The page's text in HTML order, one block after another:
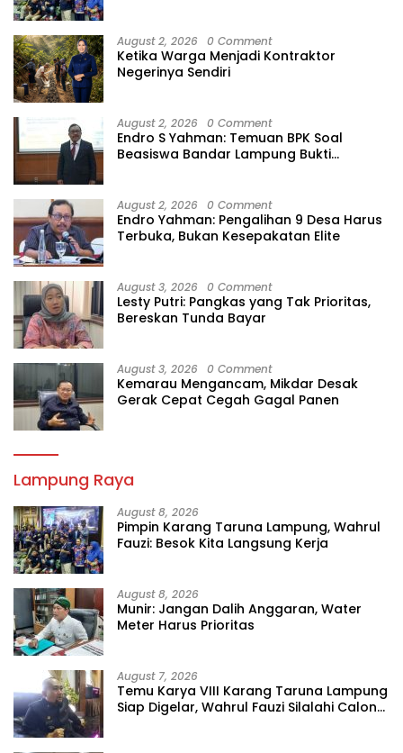
August 2, 2026 0 Comment
Ketika Warga Menjadi Kontraktor
Negerinya Sendiri
August 2, 2026 0 Comment
Endro S Yahman: Temuan BPK Soal
Beasiswa Bandar Lampung Bukti
August 2, 2026 0 Comment
Endro Yahman: Pengalihan 9 Desa Harus
Terbuka, Bukan Kesepakatan Elite
August 3, 2026 0 Comment
Lesty Putri: Pangkas yang Tak Prioritas,
Bereskan Tunda Bayar
August 3, 2026 0 Comment
Kemarau Mengancam, Mikdar Desak
Gerak Cepat Cegah Gagal Panen
Lampung Raya
August 8, 2026
Pimpin Karang Taruna Lampung, Wahrul
Fauzi: Besok Kita Langsung Kerja
August 8, 2026
Munir: Jangan Dalih Anggaran, Water
Meter Harus Prioritas
August 7, 2026
Temu Karya VIII Karang Taruna Lampung
Siap Digelar, Wahrul Fauzi Silalahi Calon